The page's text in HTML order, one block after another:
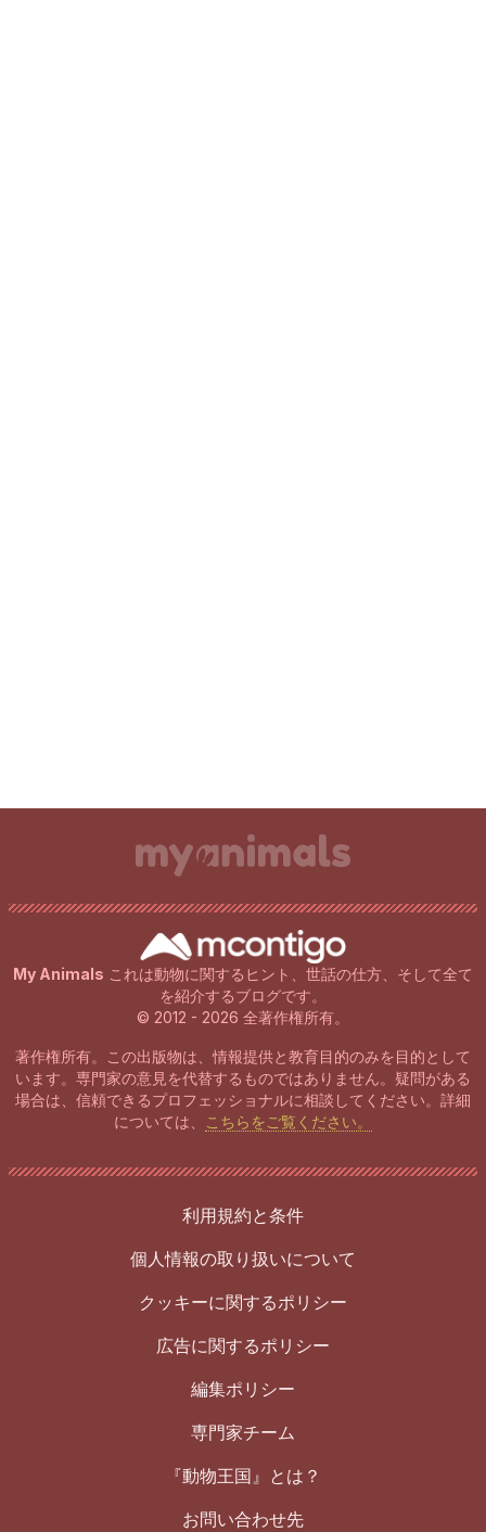
My Animals これは動物に関するヒント、世話の仕方、そして全て
を紹介するブログです。
© 2012 - 2026 全著作権所有。
著作権所有。この出版物は、情報提供と教育目的のみを目的として
います。専門家の意見を代替するものではありません。疑問がある
場合は、信頼できるプロフェッショナルに相談してください。詳細
については、
こちらをご覧ください。
利用規約と条件
個人情報の取り扱いについて
クッキーに関するポリシー
広告に関するポリシー
編集ポリシー
専門家チーム
『動物王国』とは？
お問い合わせ先